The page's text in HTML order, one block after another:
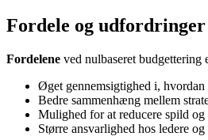
Fordele og udfordringer
Fordelene ved nulbaseret budgettering
Øget gennemsigtighed i, hvordan
Bedre sammenhæng mellem
Mulighed for at reducere spild
Større ansvarlighed hos ledere og